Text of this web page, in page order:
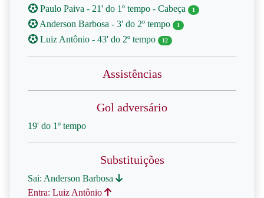
Paulo Paiva - 21' do 1º tempo - Cabeça 1
Anderson Barbosa - 3' do 2º tempo 1
Luiz Antônio - 43' do 2º tempo 12
Assistências
Gol adversário
19' do 1º tempo
Substituições
Sai: Anderson Barbosa
Entra: Luiz Antônio